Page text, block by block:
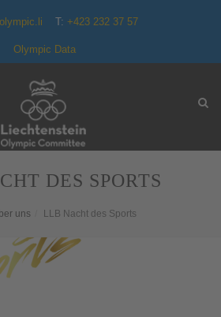
T: +423 232 37 57
Olympic Data
DES SPORTS
uns LLB Nacht des Sports